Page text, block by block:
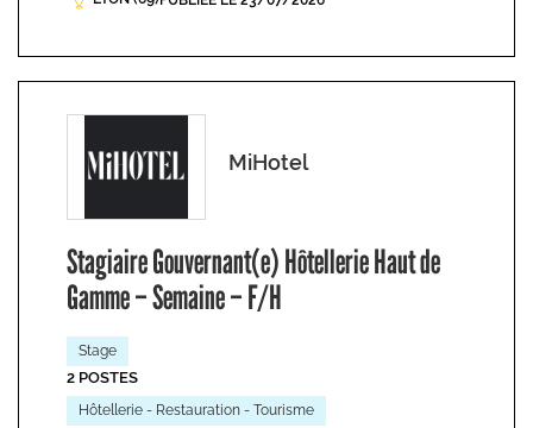
MiHotel
Stagiaire Gouvernant(e) Hôtellerie Haut de
Gamme – Semaine – F/H
Stage
2 POSTES
Hôtellerie - Restauration - Tourisme